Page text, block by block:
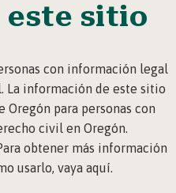
este sitio
con información legal
La información de este sitio
Oregón para personas con
civil en Oregón.
obtener más información
usarlo, vaya aquí.